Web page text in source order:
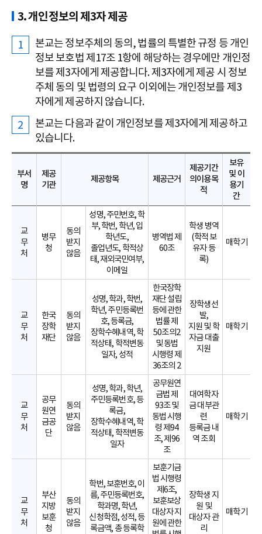
3. 개인정보의 제3자 제공
본교는 정보주체의 동의, 법률의 특별한 규정 등 개인
정보 보호법 제17조 1항에 해당하는 경우에만 개인정
보를 제3자에게 제공합니다. 제3자에게 제공 시 정보
주체 동의 및 법령의 요구 이외에는 개인정보를 제3
자에게 제공하지 않습니다.
본교는 다음과 같이 개인정보를 제3자에게 제공하고
있습니다.
부서
명
제공
기관
제공항목 제공근거
제공기간
의이용목
적
보유
및 이
용기
간
교
무
처
병무
청
동의
받지
않음
성명, 주민번호, 학
부, 학번, 학년, 입
학년도,
졸업년도, 학적상
태, 재외국민여부,
이메일
병역법 제
60조
학생 병역
(학적 보
유자 등
록)
매학기
교
무
처
한국
장학
재단
동의
받지
않음
성명, 학과, 학번,
학년, 주민등록번
호, 등록금,
장학수혜내역, 학
적상태, 학적변동
일자, 성적
한국장학
재단 설립
등에 관한
법률 제
50조의2
및 동법
시행령 제
36조의 2
장학생선
발,
지원 및 학
자금 대출
지원
매학기
교
무
처
공무
원연
금공
단
동의
받지
않음
성명, 학과, 학년,
주민등록번호, 등
록금,
장학수혜내역, 학
적상태, 학적변동
일자
공무원연
금법 제
93조 및
동법 시행
령 제94
조, 제96
조
대여학자
금 대부관
련
등록금 내
역 조회
매학기
교
무
처
부산
지방
보훈
청
동의
받지
않음
학번, 보훈번호, 이
름, 주민등록번호,
학과명, 학년,
신청학점, 성적, 등
록금액, 총 등록학
보훈기금
법 시행령
제6조,
보훈보상
대상자 지
원에 관한
장학생 지
원 및
대상자 관
리
매학기